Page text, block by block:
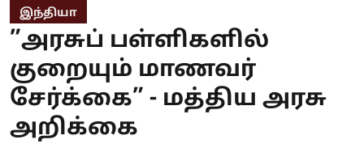
இந்தியா
”அரசுப் பள்ளிகளில்
குறையும் மாணவர்
சேர்க்கை” - மத்திய அரசு
அறிக்கை